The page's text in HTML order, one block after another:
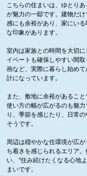
こちらの住まいは、ゆとり
が魅力の一邸です。建物だ
感にも余裕があり、家にい
な印象があります。
室内は家族との時間を大切
イベートも確保しやすい間
画など、実際に暮らし始め
計になっています。
また、敷地に余裕があるこ
使い方の幅が広がるのも魅
り、季節を感じたり、日常
そうです。
周辺は穏やかな住環境が広
ち着きを感じられるエリア
い、“住み続けたくなる心地
まいです。